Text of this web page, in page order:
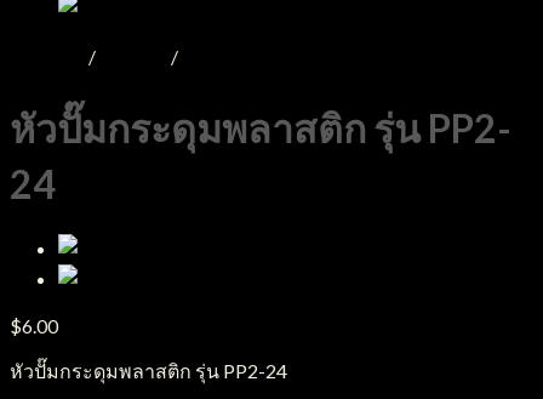
/ /
หัวปั๊มกระดุมพลาสติก รุ่น PP2-
24
$6.00
หัวปั๊มกระดุมพลาสติก รุ่น PP2-24